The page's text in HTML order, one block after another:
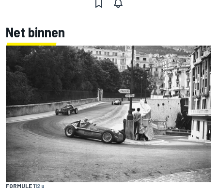
Net binnen
FORMULE 112 u